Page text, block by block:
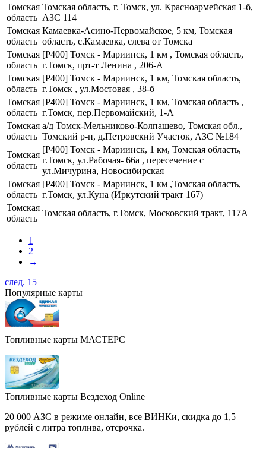
Томская
область
Томская область, г. Томск, ул. Красноармейская 1-б,
АЗС 114
Томская
область
Камаевка-Асино-Первомайское, 5 км, Томская
область, с.Камаевка, слева от Томска
Томская
область
[Р400] Томск - Мариинск, 1 км , Томская область,
г.Томск, прт-т Ленина , 206-А
Томская
область
[Р400] Томск - Мариинск, 1 км, Томская область,
г.Томск , ул.Мостовая , 38-б
Томская
область
[Р400] Томск - Мариинск, 1 км, Томская область ,
г.Томск, пер.Первомайский, 1-А
Томская
область
а/д Томск-Мельниково-Колпашево, Томская обл.,
Томский р-н, д.Петровский Участок, АЗС №184
Томская
область
[Р400] Томск - Мариинск, 1 км, Томская область,
г.Томск, ул.Рабочая- 66а , пересечение с
ул.Мичурина, Новосибирская
Томская
область
[Р400] Томск - Мариинск, 1 км ,Томская область,
г.Томск, ул.Куна (Иркутский тракт 167)
Томская
область
Томская область, г.Томск, Московский тракт, 117А
1
2
→
след. 15
Популярные карты
Топливные карты МАСТЕРС
Топливные карты Вездеход Online
20 000 АЗС в режиме онлайн, все ВИНКи, скидка до 1,5
рублей с литра топлива, отсрочка.